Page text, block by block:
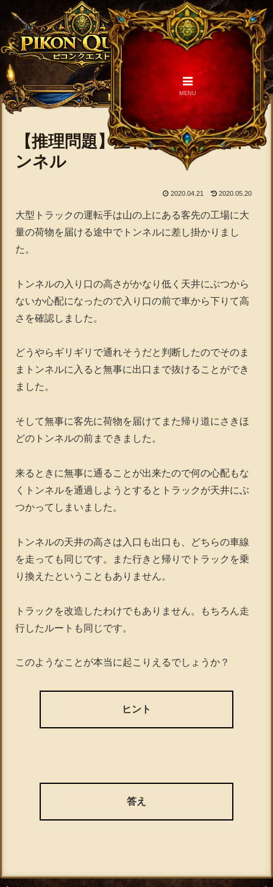
【推理問題】通れなくなったト
ンネル
2020.04.21 2020.05.20
大型トラックの運転手は山の上にある客先の工場に大
量の荷物を届ける途中でトンネルに差し掛かりまし
た。
トンネルの入り口の高さがかなり低く天井にぶつから
ないか心配になったので入り口の前で車から下りて高
さを確認しました。
どうやらギリギリで通れそうだと判断したのでそのま
まトンネルに入ると無事に出口まで抜けることができ
ました。
そして無事に客先に荷物を届けてまた帰り道にさきほ
どのトンネルの前まできました。
来るときに無事に通ることが出来たので何の心配もな
くトンネルを通過しようとするとトラックが天井にぶ
つかってしまいました。
トンネルの天井の高さは入口も出口も、どちらの車線
を走っても同じです。また行きと帰りでトラックを乗
り換えたということもありません。
トラックを改造したわけでもありません。もちろん走
行したルートも同じです。
このようなことが本当に起こりえるでしょうか？
ヒント
答え
MENU